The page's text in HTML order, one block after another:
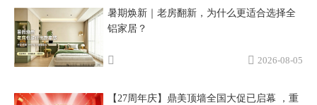
暑期焕新｜老房翻新，为什么更适合选择全
铝家居？
2026-08-05
【27周年庆】鼎美顶墙全国大促已启幕 ，重